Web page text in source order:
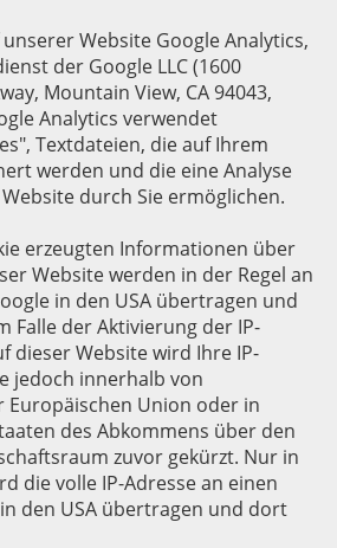
Website Google Analytics,
der Google LLC (1600
Mountain View, CA 94043,
Analytics verwendet
Textdateien, die auf Ihrem
werden und die eine Analyse
durch Sie ermöglichen.
erzeugten Informationen über
Website werden in der Regel an
in den USA übertragen und
Falle der Aktivierung der IP-
dieser Website wird Ihre IP-
jedoch innerhalb von
Europäischen Union oder in
des Abkommens über den
zuvor gekürzt. Nur in
die volle IP-Adresse an einen
den USA übertragen und dort